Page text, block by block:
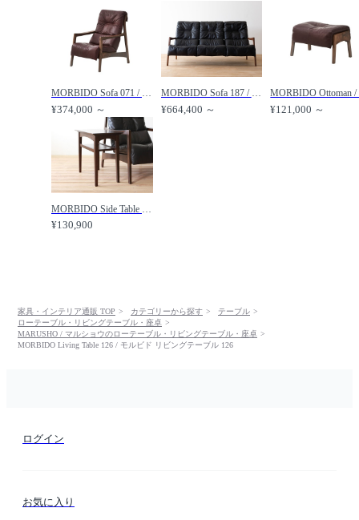
¥374,000 ～ ¥664,400 ～ ¥121,000 ～
¥130,900
家具・インテリア通販 TOP カテゴリーから探す
テーブル
ローテーブル・リビングテーブル・座卓
MARUSHO / マルショウのローテーブル・リビングテーブル・座卓
MORBIDO Living Table 126 / モルビド リビングテーブル 126
ログイン
お気に入り